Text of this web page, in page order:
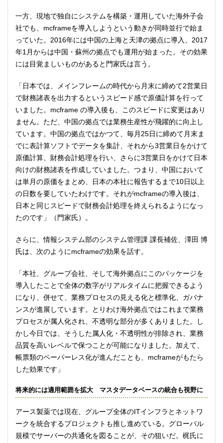
一方、現地で独自にシステムを構築・運用していた海外子会
社でも、mcframeを導入しようという動きが同時並行で始ま
っていた。2016年には中国の上海と天津の拠点に導入、2017
年1月からは中国・蘇州の拠点でも運用が始まった。その効果
には目覚ましいものがあると門家氏は言う。
「日本では、メインフレームの時代から月末に締めて2営業日
で財務諸表を出力するというスピード感で原価計算を行って
いました。mcframe の導入後も、このスピードに変更はあり
ません。ただ、中国の拠点では業務生産性が飛躍的に向上し
ています。中国の拠点ではかつて、毎月25日に締めて月末ま
でに表計算ソフトでデータを集計、それから3営業日をかけて
原価計算、財務会計処理を行い、さらに3営業日をかけて日本
向けの財務諸表を作成していました。つまり、中国において
は単月の原価をまとめ、日本の本社に報告するまで10日以上
の日数を要していたわけです。それがmcframeの導入後は、
日本と同じスピードで財務会計処理を終えられるようになっ
たのです」（門家氏）。
さらに、情報システム部のシステム管理課 課長補佐、澤田 博
氏は、次のようにmcframeの効果を話す。
「本社、グループ会社、そして海外拠点にこのパッケージを
導入したことで全体の数字がリアルタイムに把握できるよう
になり、併せて、業務プロセスの見える化と標準化、ガバナ
ンスが進展しています。とりわけ海外拠点ではこれまで業務
プロセスが属人化され、不透明な部分が多くありました。し
かし今日では、そうした属人化・不透明性が排除され、業務
品質を高いレベルで保つことが可能になりました。加えて、
帳票類のペーパーレス化が進んだことも、mcframeがもたら
した効果です」
将来的には適用範囲を拡大 マスタデータベースの統合も視野に
アース製薬では現在、グループ全体のITインフラとネットワ
ークを統合するプロジェクトも推し進めている。グローバル
規模でサーバーの共通化を図ることが、その狙いだ。梶氏に